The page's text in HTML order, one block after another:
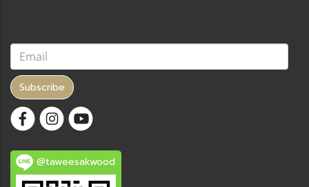
Subscribe
@taweesakwood